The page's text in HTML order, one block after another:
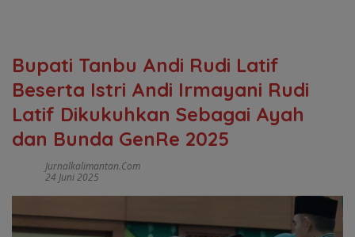
Bupati Tanbu Andi Rudi Latif
Beserta Istri Andi Irmayani Rudi
Latif Dikukuhkan Sebagai Ayah
dan Bunda GenRe 2025
Jurnalkalimantan.com
24 Juni 2025